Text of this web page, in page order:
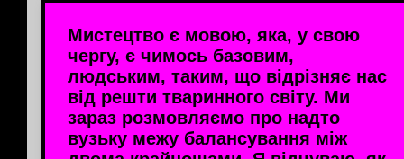
Мистецтво є мовою, яка, у свою
чергу, є чимось базовим,
людським, таким, що відрізняє нас
від решти тваринного світу. Ми
зараз розмовляємо про надто
вузьку межу балансування між